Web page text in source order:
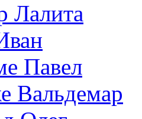
Лалита
Павел
Вальдемар